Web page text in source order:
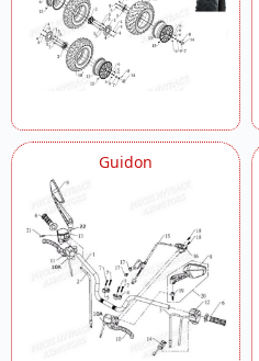
Guidon